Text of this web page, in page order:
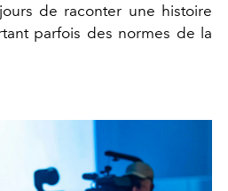
de raconter une histoire
parfois des normes de la